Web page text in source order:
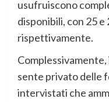
usufruiscono
disponibili, con 25
rispettivamente.
sente privato delle
intervistati che